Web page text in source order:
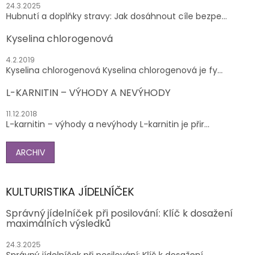
24.3.2025
Hubnutí a doplňky stravy: Jak dosáhnout cíle bezpe...
Kyselina chlorogenová
4.2.2019
Kyselina chlorogenová Kyselina chlorogenová je fy...
L-KARNITIN – VÝHODY A NEVÝHODY
11.12.2018
L-karnitin – výhody a nevýhody L-karnitin je přir...
ARCHIV
KULTURISTIKA JÍDELNÍČEK
Správný jídelníček při posilování: Klíč k dosažení
maximálních výsledků
24.3.2025